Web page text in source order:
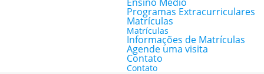
Programas Extracurriculares
Matrículas
Matrículas
Informações de Matrículas
Agende uma visita
Contato
Contato